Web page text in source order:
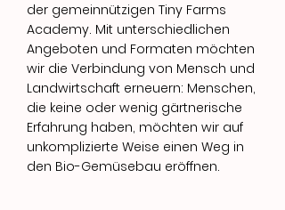
der gemeinnützigen Tiny Farms
Academy. Mit unterschiedlichen
Angeboten und Formaten möchten
wir die Verbindung von Mensch und
Landwirtschaft erneuern: Menschen,
die keine oder wenig gärtnerische
Erfahrung haben, möchten wir auf
unkomplizierte Weise einen Weg in
den Bio-Gemüsebau eröffnen.